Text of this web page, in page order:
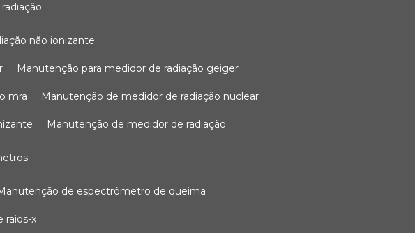
não ionizante
manutenção para medidor de radiação geiger
mra manutenção de medidor de radiação nuclear
manutenção de medidor de radiação
manutenção de espectrômetro de queima
raios-x